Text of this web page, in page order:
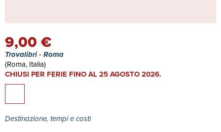
9,00 €
Trovalibri - Roma
(Roma, Italia)
CHIUSI PER FERIE FINO AL 25 AGOSTO 2026.
Destinazione, tempi e costi